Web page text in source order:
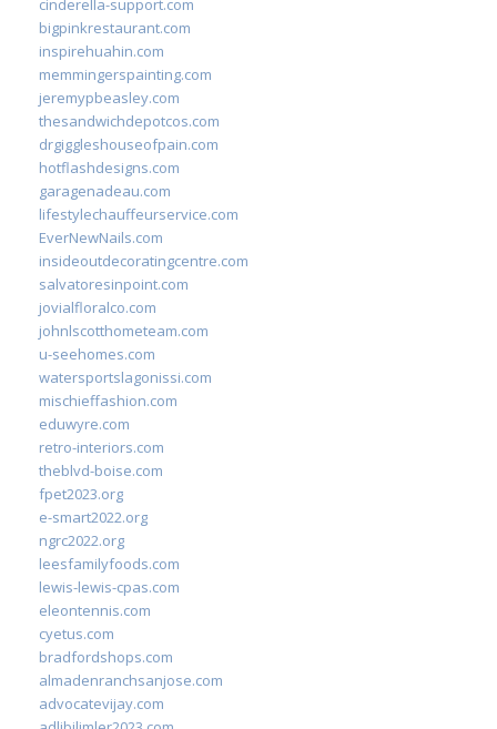
cinderella-support.com
bigpinkrestaurant.com
inspirehuahin.com
memmingerspainting.com
jeremypbeasley.com
thesandwichdepotcos.com
drgiggleshouseofpain.com
hotflashdesigns.com
garagenadeau.com
lifestylechauffeurservice.com
EverNewNails.com
insideoutdecoratingcentre.com
salvatoresinpoint.com
jovialfloralco.com
johnlscotthometeam.com
u-seehomes.com
watersportslagonissi.com
mischieffashion.com
eduwyre.com
retro-interiors.com
theblvd-boise.com
fpet2023.org
e-smart2022.org
ngrc2022.org
leesfamilyfoods.com
lewis-lewis-cpas.com
eleontennis.com
cyetus.com
bradfordshops.com
almadenranchsanjose.com
advocatevijay.com